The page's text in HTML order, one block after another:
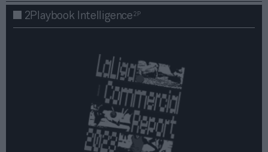
2Playbook Intelligence2P